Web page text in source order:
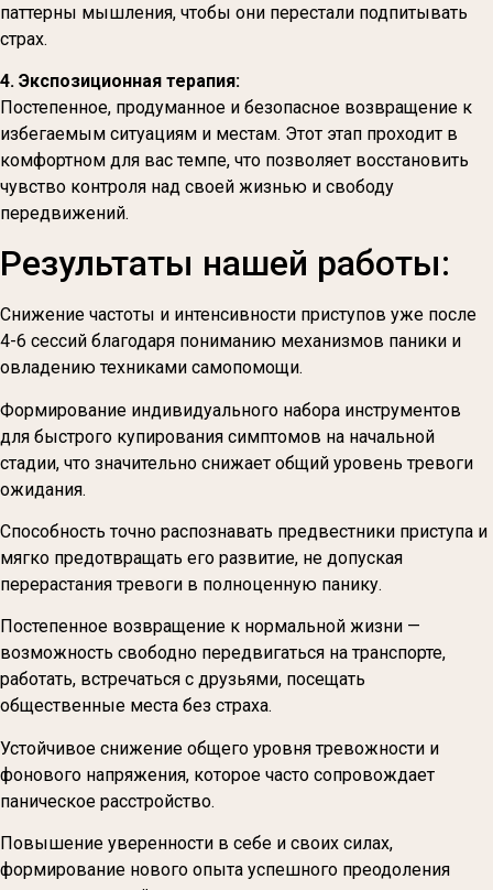
паттерны мышления, чтобы они перестали подпитывать
страх.
4. Экспозиционная терапия:
Постепенное, продуманное и безопасное возвращение к
избегаемым ситуациям и местам. Этот этап проходит в
комфортном для вас темпе, что позволяет восстановить
чувство контроля над своей жизнью и свободу
передвижений.
Результаты нашей работы:
Снижение частоты и интенсивности приступов уже после
4-6 сессий благодаря пониманию механизмов паники и
овладению техниками самопомощи.
Формирование индивидуального набора инструментов
для быстрого купирования симптомов на начальной
стадии, что значительно снижает общий уровень тревоги
ожидания.
Способность точно распознавать предвестники приступа и
мягко предотвращать его развитие, не допуская
перерастания тревоги в полноценную панику.
Постепенное возвращение к нормальной жизни —
возможность свободно передвигаться на транспорте,
работать, встречаться с друзьями, посещать
общественные места без страха.
Устойчивое снижение общего уровня тревожности и
фонового напряжения, которое часто сопровождает
паническое расстройство.
Повышение уверенности в себе и своих силах,
формирование нового опыта успешного преодоления